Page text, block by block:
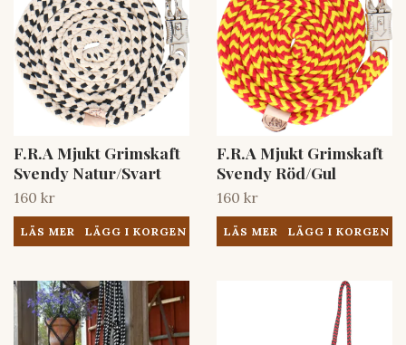
F.R.A Mjukt Grimskaft
Svendy Natur/Svart
160 kr
LÄS MER
F.R.A Mjukt Grimskaft
Svendy Röd/Gul
160 kr
LÄS MER